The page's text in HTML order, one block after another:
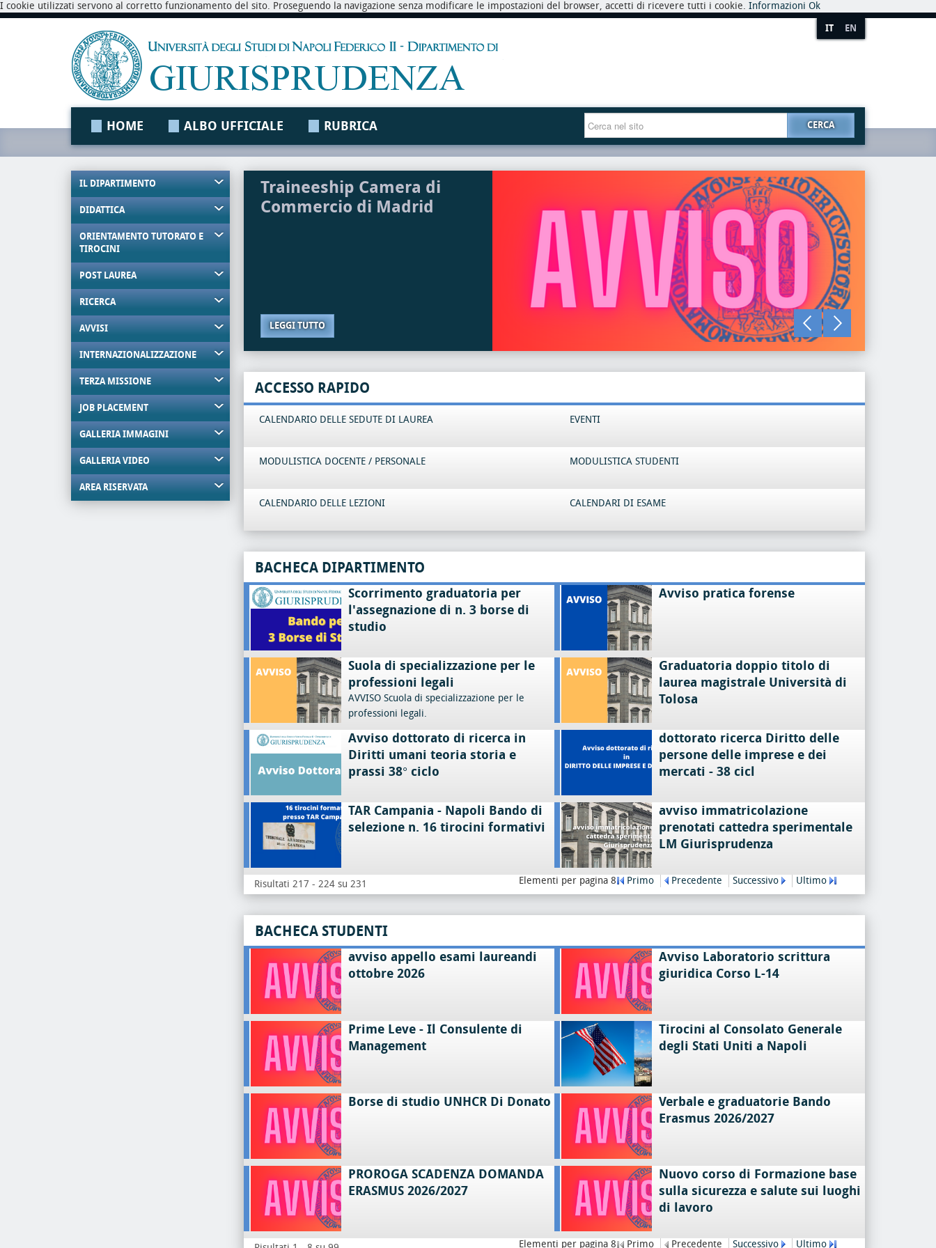
I cookie utilizzati servono al corretto funzionamento del sito. Proseguendo la navigazione senza modificare le impostazioni del browser, accetti di ricevere tutti i cookie. Informazioni Ok
IT EN
HOME ALBO UFFICIALE RUBRICA CERCA
IL DIPARTIMENTO
DIDATTICA
ORIENTAMENTO TUTORATO E
TIROCINI
POST LAUREA
RICERCA
AVVISI
INTERNAZIONALIZZAZIONE
TERZA MISSIONE
JOB PLACEMENT
GALLERIA IMMAGINI
GALLERIA VIDEO
AREA RISERVATA
Traineeship Camera di
Commercio di Madrid
LEGGI TUTTO
ACCESSO RAPIDO
CALENDARIO DELLE SEDUTE DI LAUREA EVENTI
MODULISTICA DOCENTE / PERSONALE MODULISTICA STUDENTI
CALENDARIO DELLE LEZIONI CALENDARI DI ESAME
BACHECA DIPARTIMENTO
Scorrimento graduatoria per
l'assegnazione di n. 3 borse di
studio
Avviso pratica forense
Suola di specializzazione per le
professioni legali
AVVISO Scuola di specializzazione per le
professioni legali.
Graduatoria doppio titolo di
laurea magistrale Università di
Tolosa
Avviso dottorato di ricerca in
Diritti umani teoria storia e
prassi 38° ciclo
dottorato ricerca Diritto delle
persone delle imprese e dei
mercati - 38 cicl
TAR Campania - Napoli Bando di
selezione n. 16 tirocini formativi
avviso immatricolazione
prenotati cattedra sperimentale
LM Giurisprudenza
Risultati 217 - 224 su 231 Elementi per pagina 8 Primo Precedente Successivo Ultimo
BACHECA STUDENTI
avviso appello esami laureandi
ottobre 2026
Avviso Laboratorio scrittura
giuridica Corso L-14
Prime Leve - Il Consulente di
Management
Tirocini al Consolato Generale
degli Stati Uniti a Napoli
Borse di studio UNHCR Di Donato
Verbale e graduatorie Bando
Erasmus 2026/2027
PROROGA SCADENZA DOMANDA
ERASMUS 2026/2027
Nuovo corso di Formazione base
sulla sicurezza e salute sui luoghi
di lavoro
Elementi per pagina 8 Primo Precedente Successivo Ultimo